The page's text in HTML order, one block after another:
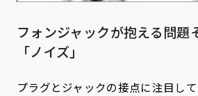
フォンジャックが抱える問題
「ノイズ」
プラグとジャックの接点に注目し